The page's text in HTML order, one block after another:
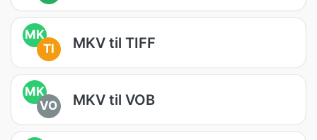
MK
TI
MKV til TIFF
MK
VO
MKV til VOB